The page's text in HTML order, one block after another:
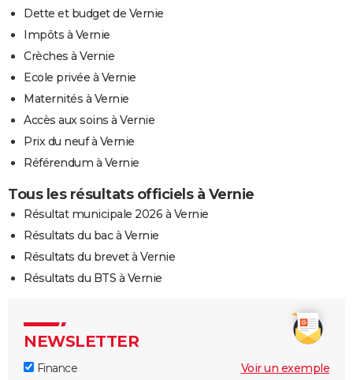
Dette et budget de Vernie
Impôts à Vernie
Crèches à Vernie
Ecole privée à Vernie
Maternités à Vernie
Accès aux soins à Vernie
Prix du neuf à Vernie
Référendum à Vernie
Tous les résultats officiels à Vernie
Résultat municipale 2026 à Vernie
Résultats du bac à Vernie
Résultats du brevet à Vernie
Résultats du BTS à Vernie
NEWSLETTER
Finance Voir un exemple